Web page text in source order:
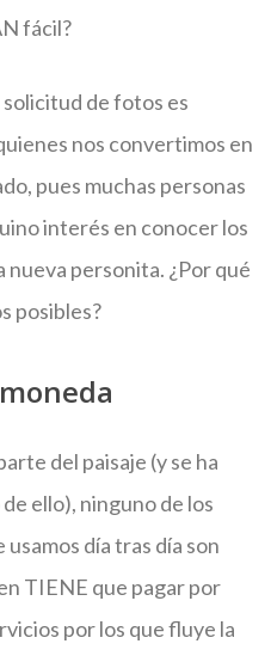
fácil?
solicitud de fotos es
nos convertimos en
pues muchas personas
interés en conocer los
personita. ¿Por qué
posibles?
del paisaje (y se ha
ello), ninguno de los
día tras día son
TIENE que pagar por
por los que fluye la